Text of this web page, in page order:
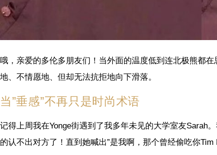
哦，亲爱的多伦多朋友们！当外面的温度低到连北极熊都
地、不情愿地、但却无法抗拒地向下滑落。
当”垂感”不再只是时尚术语
记得上周我在Yonge街遇到了我多年未见的大学室友Sarah
的认不出对方了！直到她喊出”是我啊，那个曾经偷吃你Tim